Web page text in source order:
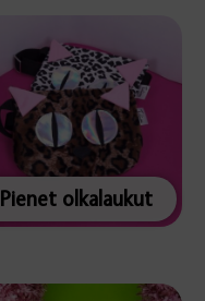
Pienet olkalaukut